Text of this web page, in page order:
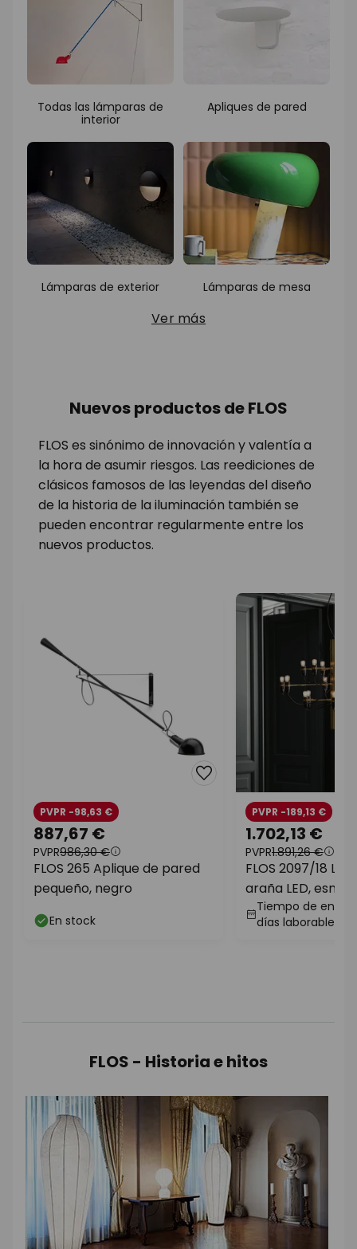
Todas las lámparas de
interior
Apliques de pared
Lámparas de exterior Lámparas de mesa
Ver más
Nuevos productos de FLOS
FLOS es sinónimo de innovación y valentía a
la hora de asumir riesgos. Las reediciones de
clásicos famosos de las leyendas del diseño
de la historia de la iluminación también se
pueden encontrar regularmente entre los
nuevos productos.
887,67 €
PVPR986,30 €
PVPR -98,63 €
FLOS 265 Aplique de pared
pequeño, negro
En stock
1.702,13 €
PVPR1.891,26 €
PVPR -189,13 €
FLOS 2097/18
araña LED,
Tiempo de
días laborables
FLOS - Historia e hitos